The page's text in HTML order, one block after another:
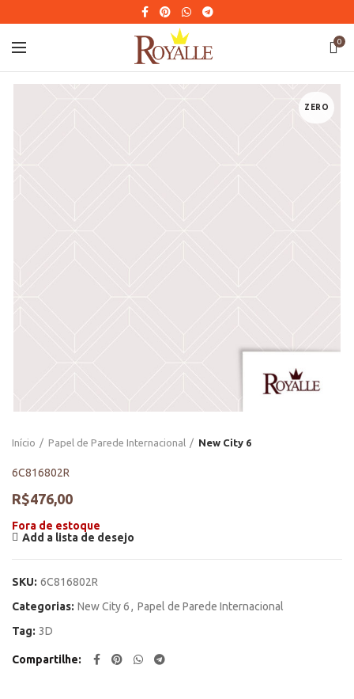
0
ZERO
Início Papel de Parede Internacional New City 6
6C816802R
R$476,00
Fora de estoque
Add a lista de desejo
SKU: 6C816802R
Categorias: New City 6, Papel de Parede Internacional
Tag: 3D
Compartilhe